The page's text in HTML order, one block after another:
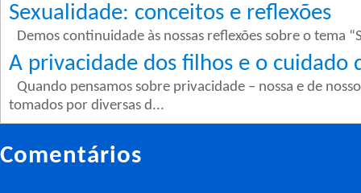
Sexualidade: conceitos e reflexões
Demos continuidade às nossas reflexões sobre o tema
A privacidade dos filhos e o cuidado
Quando pensamos sobre privacidade – nossa e de
tomados por diversas d...
Comentários